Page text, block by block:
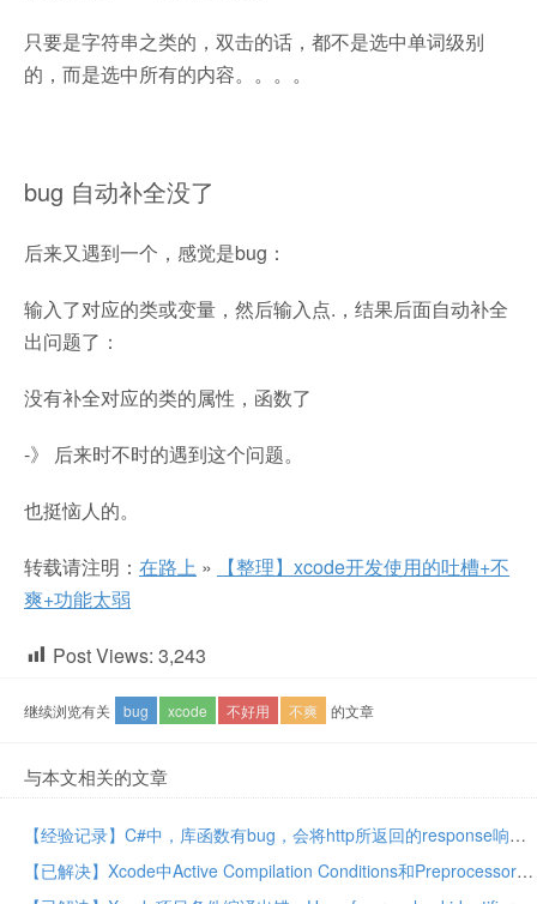
只要是字符串之类的，双击的话，都不是选中单词级别
的，而是选中所有的内容。。。。
bug 自动补全没了
后来又遇到一个，感觉是bug：
输入了对应的类或变量，然后输入点.，结果后面自动补全
出问题了：
没有补全对应的类的属性，函数了
-》 后来时不时的遇到这个问题。
也挺恼人的。
转载请注明： 在路上 »
【整理】xcode开发使用的吐槽+不
爽+功能太弱
Post Views: 3,243
继续浏览有关 bug xcode 不好用 不爽 的文章
与本文相关的文章
【经验记录】C#中，库函数有bug，会将http所返回的response响应中的headers头信息中的Set-Cookie值，解析错误，丢失部分cookie
【已解决】Xcode中Active Compilation Conditions和Preprocessor Macros的区别